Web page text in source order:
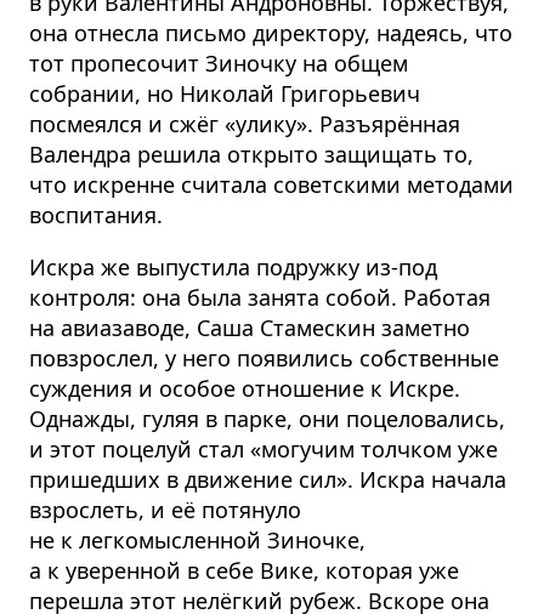
она отнесла письмо директору, надеясь, что
тот пропесочит Зиночку на общем
собрании, но Николай Григорьевич
посмеялся и сжёг «улику». Разъярённая
Валендра решила открыто защищать то,
что искренне считала советскими методами
воспитания.
Искра же выпустила подружку из-под
контроля: она была занята собой. Работая
на авиазаводе, Саша Стамескин заметно
повзрослел, у него появились собственные
суждения и особое отношение к Искре.
Однажды, гуляя в парке, они поцеловались,
и этот поцелуй стал «могучим толчком уже
пришедших в движение сил». Искра начала
взрослеть, и её потянуло
не к легкомысленной Зиночке,
а к уверенной в себе Вике, которая уже
перешла этот нелёгкий рубеж. Вскоре она